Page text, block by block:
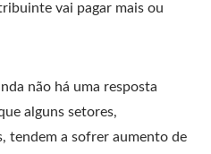
vai pagar mais ou
não há uma resposta
alguns setores,
tendem a sofrer aumento de